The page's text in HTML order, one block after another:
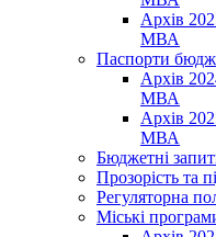
Архів
МВА
Паспорти
Архів
МВА
Архів
МВА
Бюджетні
Прозорість та
Регуляторна
Міські